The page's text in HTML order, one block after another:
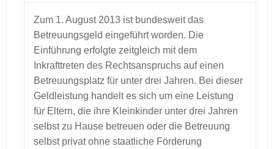
Zum 1. August 2013 ist bundesweit das
Betreuungsgeld eingeführt worden. Die
Einführung erfolgte zeitgleich mit dem
Inkrafttreten des Rechtsanspruchs auf einen
Betreuungsplatz für unter drei Jahren. Bei dieser
Geldleistung handelt es sich um eine Leistung
für Eltern, die ihre Kleinkinder unter drei Jahren
selbst zu Hause betreuen oder die Betreuung
selbst privat ohne staatliche Förderung